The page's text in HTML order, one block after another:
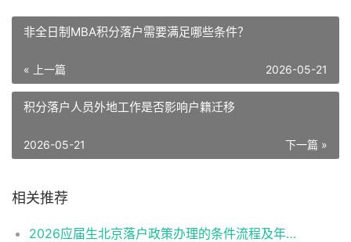
非全日制MBA积分落户需要满足哪些条件？
« 上一篇 2026-05-21
积分落户人员外地工作是否影响户籍迁移
下一篇 »
2026-05-21
相关推荐
2026应届生北京落户政策办理的条件流程及年龄限制